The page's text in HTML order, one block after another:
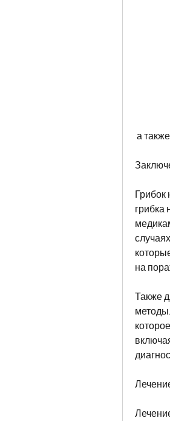
а
Грибок
грибка
на
Также